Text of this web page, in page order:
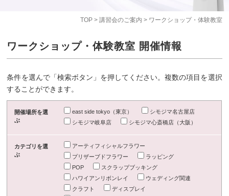
TOP> 講習会のご案内 > ワークショップ・体験教室
ワークショップ・体験教室 開催情報
条件を選んで「検索ボタン」を押してください。複数の項目を選択
することができます。
開催場所を選
ぶ
east side tokyo（東京）
シモジマ名古屋店
シモジマ岐阜店
シモジマ心斎橋店（大阪）
カテゴリを選
ぶ
アーティフィシャルフラワー
プリザーブドフラワー
ラッピング
POP
スクラップブッキング
ハワイアンリボンレイ
ウェディング関連
クラフト
ディスプレイ